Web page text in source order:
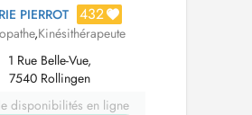
PIERROT 432
,Kinésithérapeute
1 Rue Belle-Vue,
7540 Rollingen
disponibilités en ligne